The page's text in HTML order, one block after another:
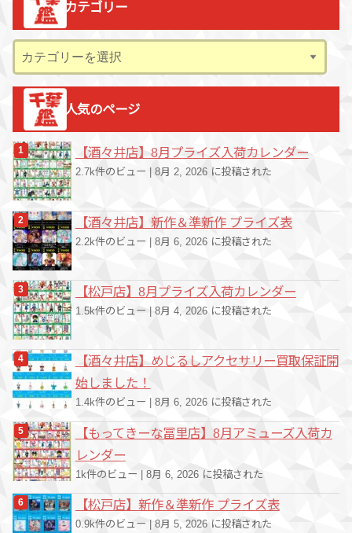
カテゴリー
テ
ゴ
人気のページ
【酒々井店】8月プライズ入荷カレンダー
2.7k件のビュー 8月 2, 2026 に投稿された
【酒々井店】新作＆準新作 プライズ表
2.2k件のビュー | 8月 6, 2026 に投稿された
【松戸店】8月プライズ入荷カレンダー
1.5k件のビュー 8月 4, 2026 に投稿された
【酒々井店】めじるしアクセサリー買取保証開
始しました！
1.4k件のビュー 8月 6, 2026 に投稿された
【もってきーな冨里店】8月アミューズ入荷カ
レンダー
1k件のビュー | 8月 6, 2026 に投稿された
【松戸店】新作＆準新作 プライズ表
0.9k件のビュー 8月 5, 2026 に投稿された